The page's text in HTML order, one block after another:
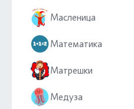
Масленица
Математика
Матрешки
Медуза